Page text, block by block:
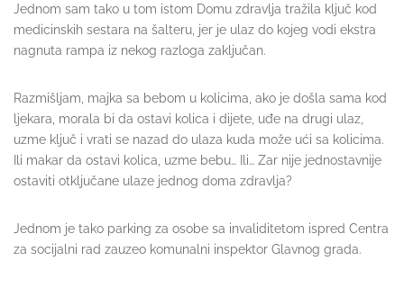
Jednom sam tako u tom istom Domu zdravlja tražila ključ kod
medicinskih sestara na šalteru, jer je ulaz do kojeg vodi ekstra
nagnuta rampa iz nekog razloga zaključan.
Razmišljam, majka sa bebom u kolicima, ako je došla sama kod
ljekara, morala bi da ostavi kolica i dijete, uđe na drugi ulaz,
uzme ključ i vrati se nazad do ulaza kuda može ući sa kolicima.
Ili makar da ostavi kolica, uzme bebu… Ili… Zar nije jednostavnije
ostaviti otključane ulaze jednog doma zdravlja?
Jednom je tako parking za osobe sa invaliditetom ispred Centra
za socijalni rad zauzeo komunalni inspektor Glavnog grada.